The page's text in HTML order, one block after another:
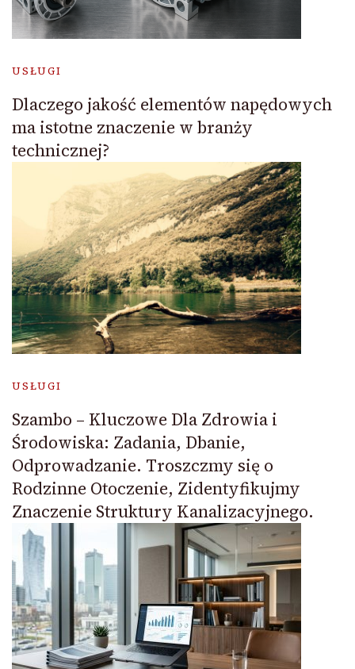
USŁUGI
Dlaczego jakość elementów napędowych
ma istotne znaczenie w branży
technicznej?
USŁUGI
Szambo – Kluczowe Dla Zdrowia i
Środowiska: Zadania, Dbanie,
Odprowadzanie. Troszczmy się o
Rodzinne Otoczenie, Zidentyfikujmy
Znaczenie Struktury Kanalizacyjnego.